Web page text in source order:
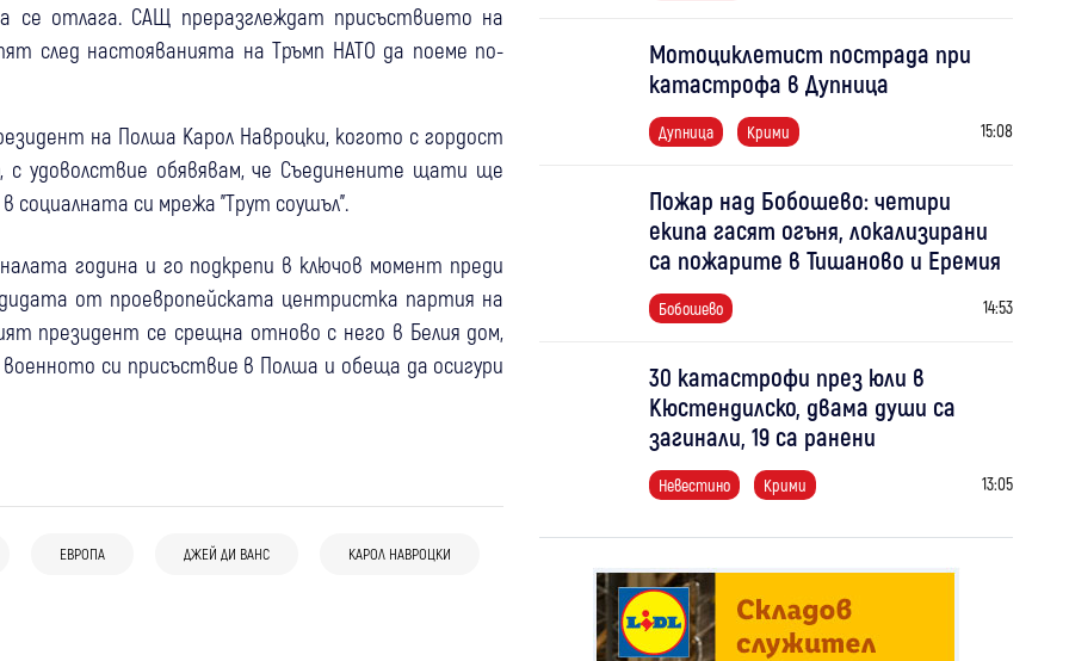
се отлага. САЩ преразглеждат присъствието на
след настояванията на Тръмп НАТО да поеме по-
на Полша Карол Навроцки, когото с гордост
удоволствие обявявам, че Съединените щати ще
социалната си мрежа "Трут соушъл".
година и го подкрепи в ключов момент преди
от проевропейската центристка партия на
президент се срещна отново с него в Белия дом,
си присъствие в Полша и обеща да осигури
ЕВРОПА ДЖЕЙ ДИ ВАНС КАРОЛ НАВРОЦКИ
Испания заплаши Италия с ответни
мерки заради граничния контрол след
мигрантския наплив към Сеута
като клоун, засне зловещо видео и уби
Свят
Мотоциклетист пострада при
катастрофа в Дупница
Дупница Крими 15:08
Пожар над Бобошево: четири
екипа гасят огъня, локализирани
са пожарите в Тишаново и Еремия
Бобошево 14:53
30 катастрофи през юли в
Кюстендилско, двама души са
загинали, 19 са ранени
Невестино Крими 13:05